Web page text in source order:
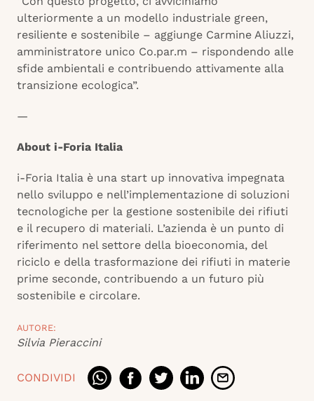
ulteriormente a un modello industriale green,
resiliente e sostenibile – aggiunge Carmine Aliuzzi,
amministratore unico Co.par.m – rispondendo alle
sfide ambientali e contribuendo attivamente alla
transizione ecologica”.
—
About i-Foria Italia
i-Foria Italia è una start up innovativa impegnata
nello sviluppo e nell’implementazione di soluzioni
tecnologiche per la gestione sostenibile dei rifiuti
e il recupero di materiali. L’azienda è un punto di
riferimento nel settore della bioeconomia, del
riciclo e della trasformazione dei rifiuti in materie
prime seconde, contribuendo a un futuro più
sostenibile e circolare.
AUTORE:
Silvia Pieraccini
CONDIVIDI